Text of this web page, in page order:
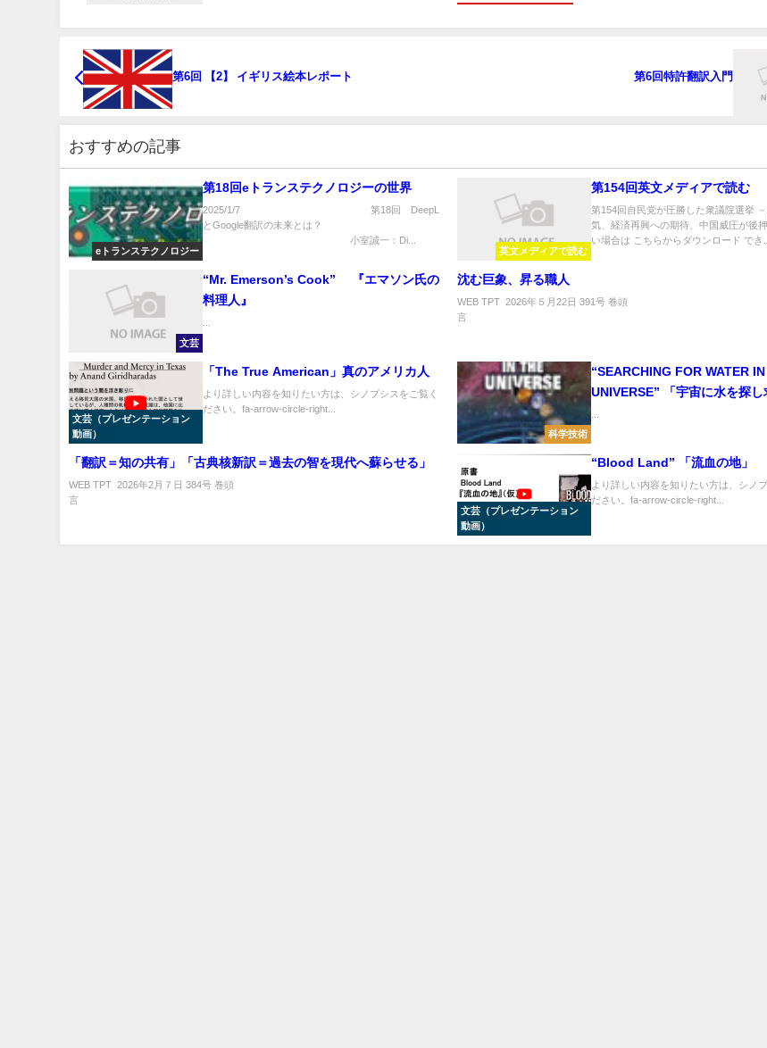
第6回 【2】 イギリス絵本レポート 第6回特許翻訳入門
おすすめの記事
eトランステクノロジー
第18回eトランステクノロジーの世界
2025/1/7 第18回 DeepL
とGoogle翻訳の未来とは？
小室誠一：Di...
英文メディアで読む
第154回英文メディアで読む
第154回自民党が圧勝した衆議院選挙
気、経済再興への期待、中国威圧が後
い場合は こちらからダウンロード でき
文芸
“Mr. Emerson’s Cook” 『エマソン氏の
料理人』
沈む巨象、昇る職人
WEB TPT 2026年５月22日 391号 巻頭
言
文芸（プレゼンテーション
動画）
「The True American」真のアメリカ人
より詳しい内容を知りたい方は、シノプシスをご覧く
ださい。fa-arrow-circle-right...
科学技術
“SEARCHING FOR WATER
UNIVERSE” 「宇宙に水を探し
「翻訳＝知の共有」「古典核新訳＝過去の智を現代へ蘇らせる」
WEB TPT 2026年2月７日 384号 巻頭
言 ...
文芸（プレゼンテーション
動画）
“Blood Land” 「流血の地」
より詳しい内容を知りたい方は、シノ
ださい。fa-arrow-circle-right...